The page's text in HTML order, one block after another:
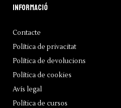
Informació
Contacte
Política de privacitat
Política de devolucions
Política de cookies
Avís legal
Política de cursos